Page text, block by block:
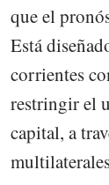
que el
Está
corrientes
restringir el
capital, a